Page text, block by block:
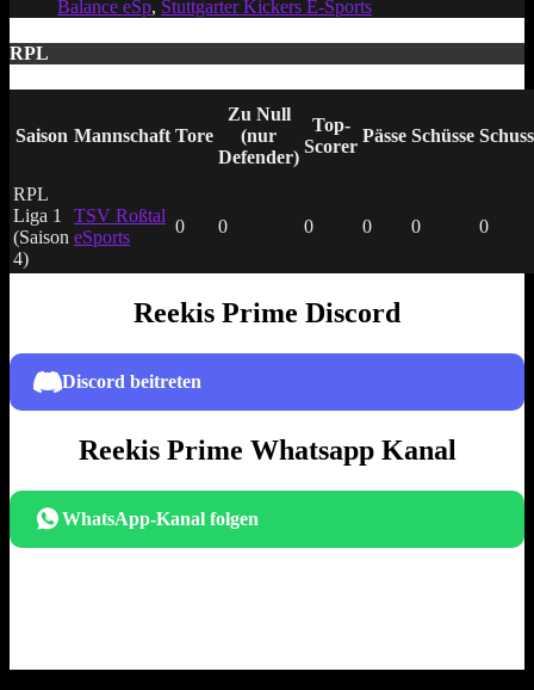
Balance eSp, Stuttgarter Kickers E-Sports
RPL
Saison Mannschaft Tore
Zu Null
(nur
Defender)
Top-
Scorer
Pässe Schüsse
RPL
Liga 1
(Saison
4)
TSV Roßtal
eSports
0 0 0 0 0 0
Reekis Prime Discord
Discord beitreten
Reekis Prime Whatsapp Kanal
WhatsApp-Kanal folgen